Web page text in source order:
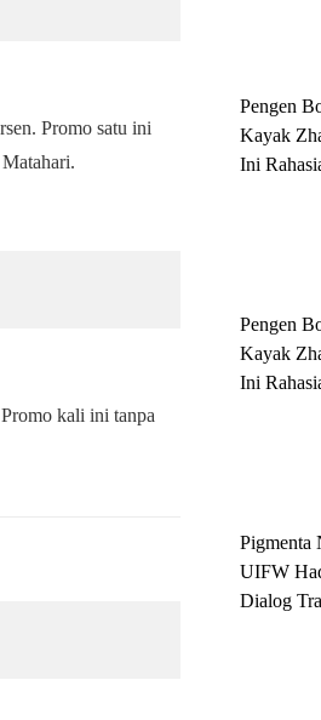
Promo satu ini
kali ini tanpa
Pengen
Kayak
Ini
Pengen
Kayak
Ini
Pigmenta
UIFW
Dialog